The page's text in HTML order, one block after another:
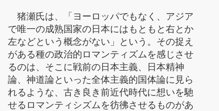
猪瀬氏は、「ヨーロッパでもなく、アジア
で唯一の成熟国家の日本にはもともと右とか
左などという概念がない」という。その捉え
がある種の政治的ロマンティズムを感じさせ
るのは、そこに戦前の日本主義、日本精神
論、神道論といった全体主義的国体論に見ら
れるような、古き良き前近代時代に想いを馳
せるロマンティシズムを彷彿させるものがあ